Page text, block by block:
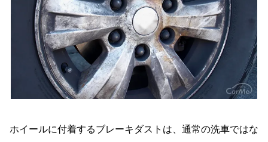
ホイールに付着するブレーキダストは、通常の洗車ではな